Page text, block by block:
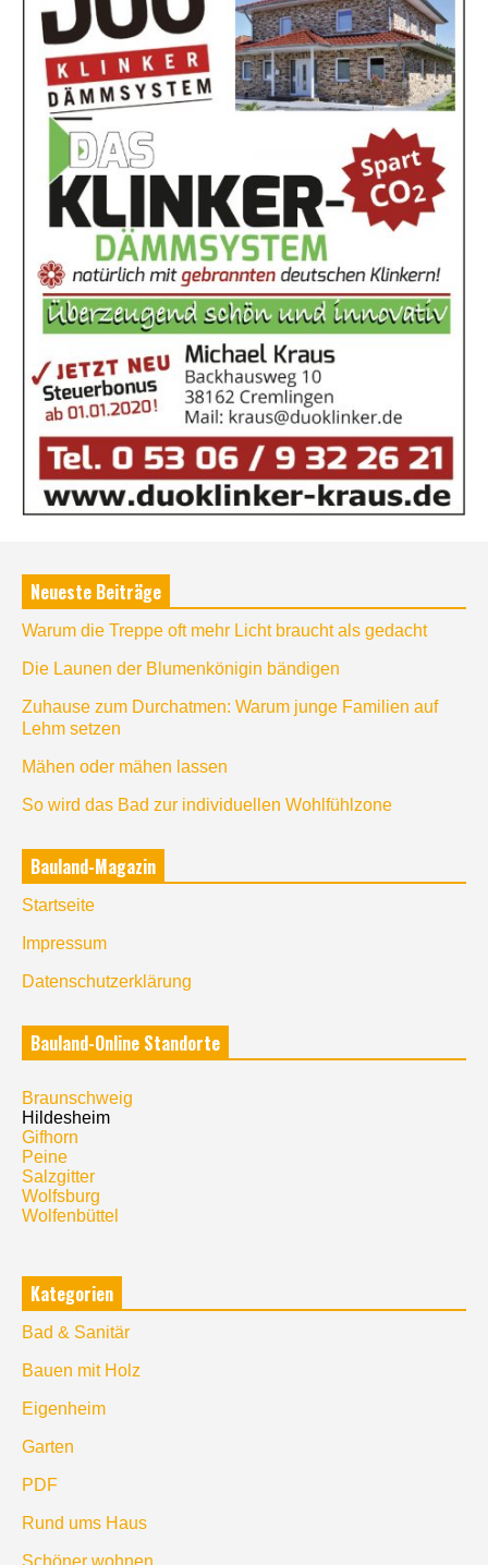
Neueste Beiträge
Warum die Treppe oft mehr Licht braucht als gedacht
Die Launen der Blumenkönigin bändigen
Zuhause zum Durchatmen: Warum junge Familien auf
Lehm setzen
Mähen oder mähen lassen
So wird das Bad zur individuellen Wohlfühlzone
Bauland-Magazin
Startseite
Impressum
Datenschutzerklärung
Bauland-Online Standorte
Braunschweig
Hildesheim
Gifhorn
Peine
Salzgitter
Wolfsburg
Wolfenbüttel
Kategorien
Bad & Sanitär
Bauen mit Holz
Eigenheim
Garten
PDF
Rund ums Haus